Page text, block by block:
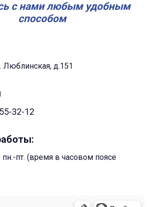
с нами любым удобным
способом
Люблинская, д.151
32-12
пн.-пт. (время в часовом поясе